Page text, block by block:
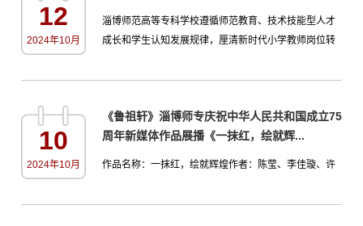
12
2024年10月
​淄博师范高等专科学校遵循师范教育、技术技能型人才
成长和学生认知发展规律，厘清新时代小学教师岗位转
制小学教育专业实践教学能力图谱，同时探索“三轨践学”
制。通过高校联合小学、基础教育管理部门，协调各部
门关系，加强校外实习基地、校内实训室建设，“双师型”
10
2024年10月
《鲁祖轩》淄博师专庆祝中华人民共和国成立75
周年新媒体作品展播《一抹红，绘就辉...
作品名称：一抹红，绘就辉煌作者：陈莹、李佳璇、许
聚于此，在天安门的城楼上，毛泽东庄严宣布中华人民